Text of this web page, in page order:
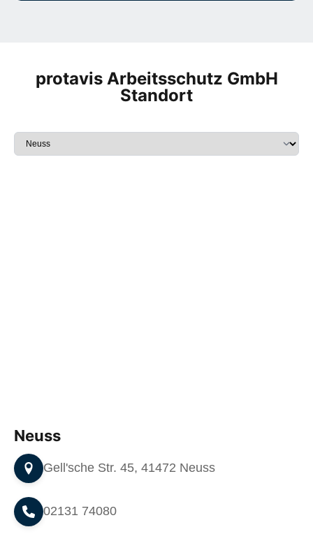
protavis Arbeitsschutz GmbH
Standort
Neuss
Gell'sche Str. 45, 41472 Neuss
02131 74080